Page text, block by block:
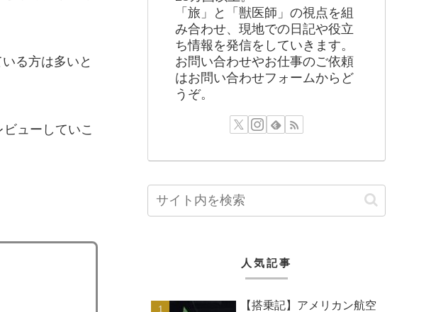
る方は多いと
ューしていこ
「旅」と「獣医師」の視点を組
み合わせ、現地での日記や役立
ち情報を発信をしていきます。
お問い合わせやお仕事のご依頼
はお問い合わせフォームからど
うぞ。
人気記事
【搭乗記】アメリカン航空